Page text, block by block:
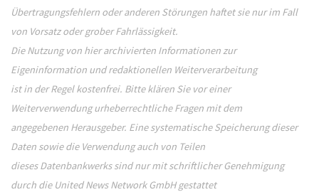
Übertragungsfehlern oder anderen Störungen haftet sie nur im Fall
von Vorsatz oder grober Fahrlässigkeit.
Die Nutzung von hier archivierten Informationen zur
Eigeninformation und redaktionellen Weiterverarbeitung
ist in der Regel kostenfrei. Bitte klären Sie vor einer
Weiterverwendung urheberrechtliche Fragen mit dem
angegebenen Herausgeber. Eine systematische Speicherung dieser
Daten sowie die Verwendung auch von Teilen
dieses Datenbankwerks sind nur mit schriftlicher Genehmigung
durch die United News Network GmbH gestattet